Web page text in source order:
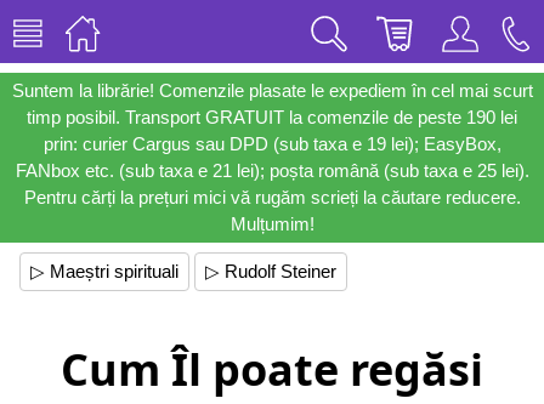
Suntem la librărie! Comenzile plasate le expediem în cel mai scurt
timp posibil. Transport GRATUIT la comenzile de peste 190 lei
prin: curier Cargus sau DPD (sub taxa e 19 lei); EasyBox,
FANbox etc. (sub taxa e 21 lei); poșta română (sub taxa e 25 lei).
Pentru cărți la prețuri mici vă rugăm scrieți la căutare reducere.
Mulțumim!
▷ Maeștri spirituali ▷ Rudolf Steiner
Cum Îl poate regăsi